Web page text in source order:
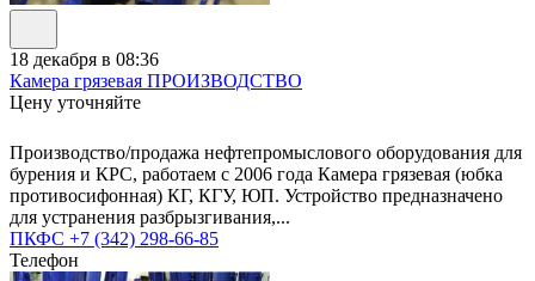
18 декабря в 08:36
Камера грязевая ПРОИЗВОДСТВО
Цену уточняйте
Производство/продажа нефтепромыслового оборудования для
бурения и КРС, работаем с 2006 года Камера грязевая (юбка
противосифонная) КГ, КГУ, ЮП. Устройство предназначено
для устранения разбрызгивания,...
ПКФС +7 (342) 298-66-85
Телефон